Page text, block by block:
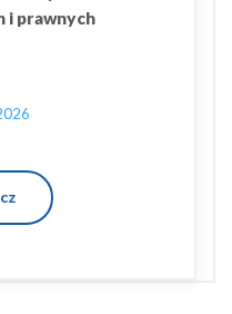
i prawnych